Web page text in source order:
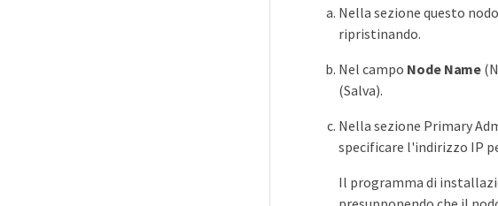
Nella sezione questo
ripristinando.
Nel campo Node Name
(Salva).
Nella sezione Primary
specificare l'indirizzo IP
Il programma di